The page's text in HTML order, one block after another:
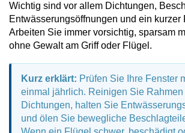
Renovationsfenster
Skandinavische Fenster
Stahlfenster
PSK konfigurieren
Hebeschiebetür konfigurieren
Faltschiebetüre konfigurieren
Raffstoren Übersicht
Fensterläden
Insektenschutz Plissee
Rollladenzubehör
Fensterverglasung
Tür- und Fensterbeschläge
Dreiecksfenster
Innenfenster
Rahmenlose Eckverglasung
Sprossenfenster
Wichtig sind vor allem Dichtungen,
Entwässerungsöffnungen und ein kurzer
Arbeiten Sie immer vorsichtig, sparsam
ohne Gewalt am Griff oder Flügel.
Kurz erklärt: Prüfen Sie Ihre Fenster
einmal jährlich. Reinigen Sie Rahmen
Dichtungen, halten Sie
und ölen Sie bewegliche